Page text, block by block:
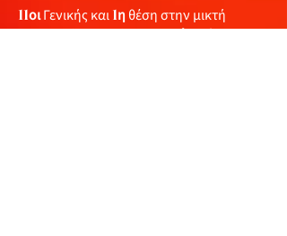
11οιΓενικής και1η θέση στην μικτή
κατηγορία το πλήρωμαΑπόστολος